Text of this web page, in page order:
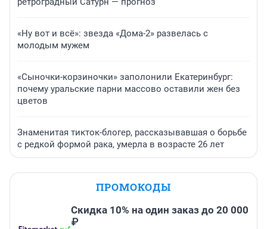
«Ну вот и всё»: звезда «Дома-2» развелась с
молодым мужем
«Сыночки-корзиночки» заполонили Екатеринбург:
почему уральские парни массово оставили жен без
цветов
Знаменитая тикток-блогер, рассказывавшая о борьбе
с редкой формой рака, умерла в возрасте 26 лет
ПРОМОКОДЫ
Скидка 10% на один заказ до 20 000
₽